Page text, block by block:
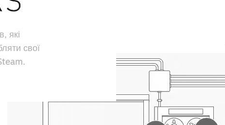
які
свої